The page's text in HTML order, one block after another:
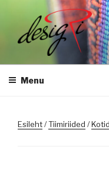
content
DESIGRI
Masintikkimine,
Menu
Esileht/Tiimiriided /Kotid